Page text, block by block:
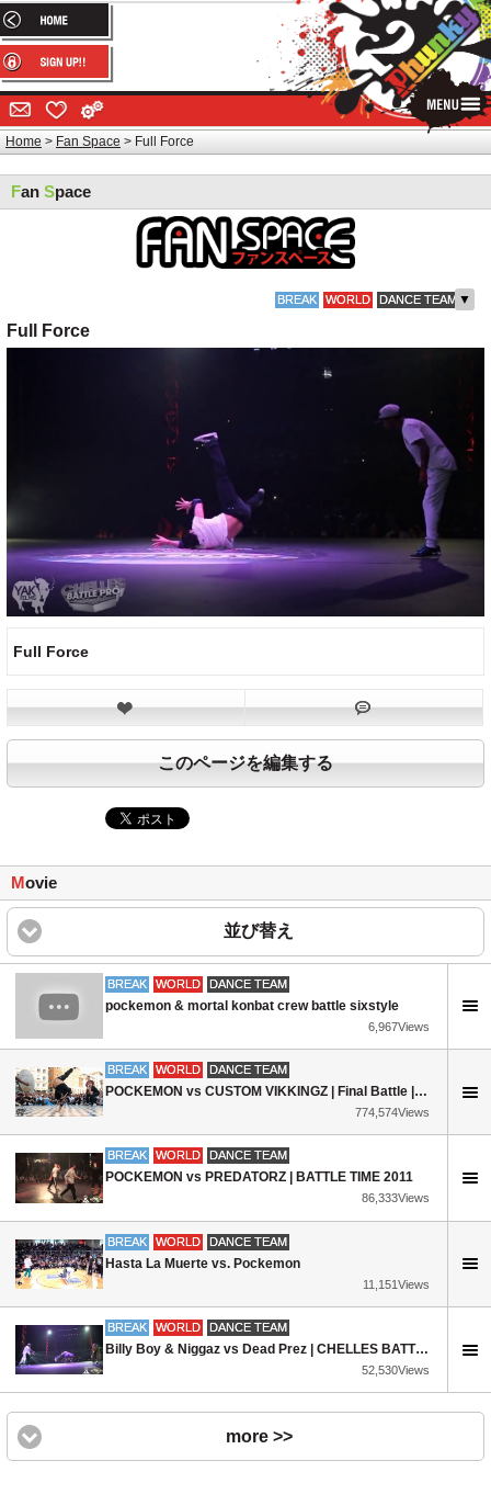
Home Fan Space Full Force
Fan Space
BREAK WORLD DANCE TEAM ▼
Full Force
Full Force
このページを編集する
Movie
並び替え
BREAK WORLD DANCE TEAM
pockemon & mortal konbat crew battle sixstyle
6,967Views
BREAK WORLD DANCE TEAM
POCKEMON vs CUSTOM VIKKINGZ | Final Battle | STREET DAY Lyon 2011
774,574Views
BREAK WORLD DANCE TEAM
POCKEMON vs PREDATORZ | BATTLE TIME 2011
86,333Views
BREAK WORLD DANCE TEAM
Hasta La Muerte vs. Pockemon
11,151Views
BREAK WORLD DANCE TEAM
Billy Boy & Niggaz vs Dead Prez | CHELLES BATTLE PRO 2012
52,530Views
more >>